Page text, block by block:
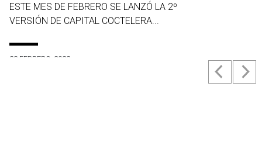
ESTE MES DE FEBRERO SE LANZÓ LA 2º
VERSIÓN DE CAPITAL COCTELERA...
23 FEBRERO, 2022